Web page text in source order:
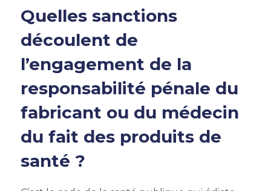
Quelles sanctions
découlent de
l’engagement de la
responsabilité pénale du
fabricant ou du médecin
du fait des produits de
santé ?